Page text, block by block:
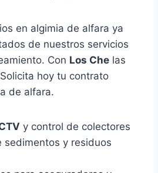
en algimia de alfara ya
de nuestros servicios
Con Los Che las
hoy tu contrato
de alfara.
y control de colectores
sedimentos y residuos